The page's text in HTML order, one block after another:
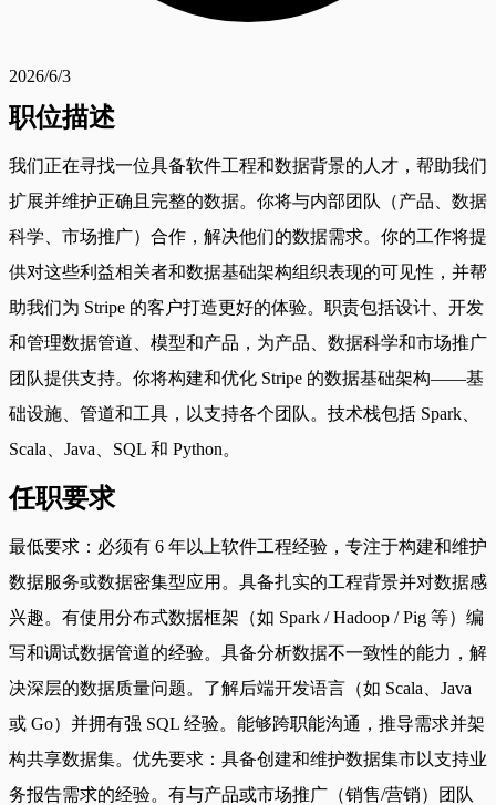
2026/6/3
职位描述
我们正在寻找一位具备软件工程和数据背景的人才，帮助我们
扩展并维护正确且完整的数据。你将与内部团队（产品、数据
科学、市场推广）合作，解决他们的数据需求。你的工作将提
供对这些利益相关者和数据基础架构组织表现的可见性，并帮
助我们为 Stripe 的客户打造更好的体验。职责包括设计、开发
和管理数据管道、模型和产品，为产品、数据科学和市场推广
团队提供支持。你将构建和优化 Stripe 的数据基础架构——基
础设施、管道和工具，以支持各个团队。技术栈包括 Spark、
Scala、Java、SQL 和 Python。
任职要求
最低要求：必须有 6 年以上软件工程经验，专注于构建和维护
数据服务或数据密集型应用。具备扎实的工程背景并对数据感
兴趣。有使用分布式数据框架（如 Spark / Hadoop / Pig 等）编
写和调试数据管道的经验。具备分析数据不一致性的能力，解
决深层的数据质量问题。了解后端开发语言（如 Scala、Java
或 Go）并拥有强 SQL 经验。能够跨职能沟通，推导需求并架
构共享数据集。优先要求：具备创建和维护数据集市以支持业
务报告需求的经验。有与产品或市场推广（销售/营销）团队